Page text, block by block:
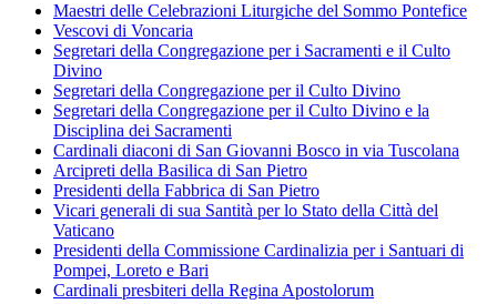
Maestri delle Celebrazioni Liturgiche del Sommo Pontefice
Vescovi di Voncaria
Segretari della Congregazione per i Sacramenti e il Culto
Divino
Segretari della Congregazione per il Culto Divino
Segretari della Congregazione per il Culto Divino e la
Disciplina dei Sacramenti
Cardinali diaconi di San Giovanni Bosco in via Tuscolana
Arcipreti della Basilica di San Pietro
Presidenti della Fabbrica di San Pietro
Vicari generali di sua Santità per lo Stato della Città del
Vaticano
Presidenti della Commissione Cardinalizia per i Santuari di
Pompei, Loreto e Bari
Cardinali presbiteri della Regina Apostolorum